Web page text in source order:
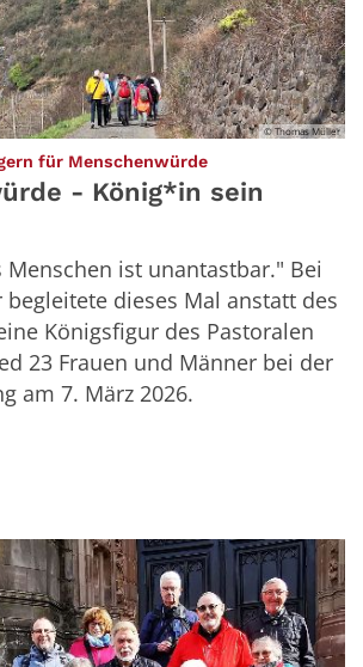
© Thomas Müller
für Menschenwürde:
- König*in sein
Menschen ist unantastbar." Bei
dieses Mal anstatt des
Königsfigur des Pastoralen
23 Frauen und Männer bei der
am 7. März 2026.